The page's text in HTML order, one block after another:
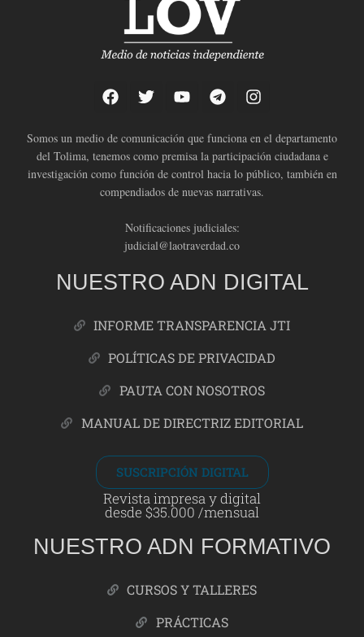
Somos un medio de comunicación que funciona en el departamento
del Tolima, tenemos como premisa la participación ciudadana e
investigación como función de control hacia lo público, también en
compendiados de nuevas narrativas.
Notificaciones judiciales:
judicial@laotraverdad.co
NUESTRO ADN DIGITAL
INFORME TRANSPARENCIA JTI
POLÍTICAS DE PRIVACIDAD
PAUTA CON NOSOTROS
MANUAL DE DIRECTRIZ EDITORIAL
SUSCRIPCIÓN DIGITAL
Revista impresa y digital
desde $35.000 /mensual
NUESTRO ADN FORMATIVO
CURSOS Y TALLERES
PRÁCTICAS